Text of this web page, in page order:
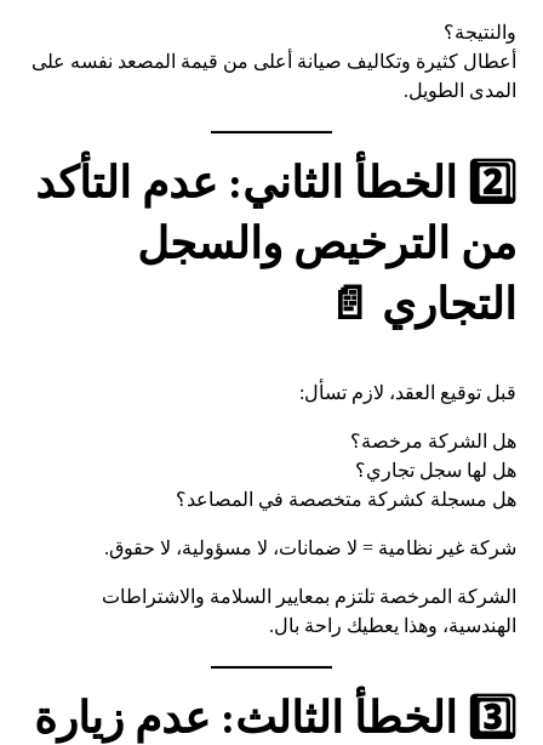
والنتيجة؟
أعطال كثيرة وتكاليف صيانة أعلى من قيمة المصعد نفسه على
المدى الطويل.
2️⃣ الخطأ الثاني: عدم التأكد
من الترخيص والسجل
التجاري 📄
قبل توقيع العقد، لازم تسأل:
هل الشركة مرخصة؟
هل لها سجل تجاري؟
هل مسجلة كشركة متخصصة في المصاعد؟
شركة غير نظامية = لا ضمانات، لا مسؤولية، لا حقوق.
الشركة المرخصة تلتزم بمعايير السلامة والاشتراطات
الهندسية، وهذا يعطيك راحة بال.
3️⃣ الخطأ الثالث: عدم زيارة